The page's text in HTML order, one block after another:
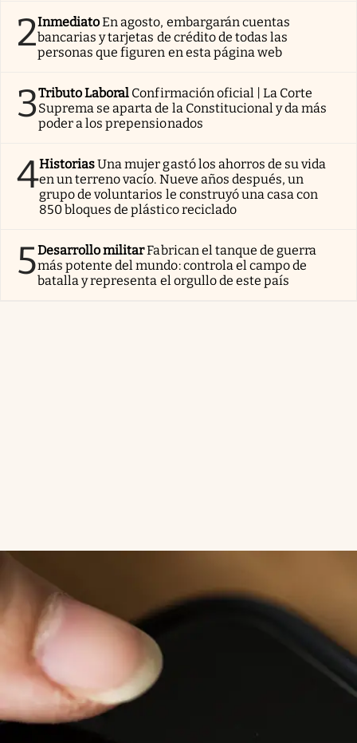
2InmediatoEn agosto, embargarán cuentas
bancarias y tarjetas de crédito de todas las
personas que figuren en esta página web
3Tributo Laboral Confirmación oficial | La Corte
Suprema se aparta de la Constitucional y da más
poder a los prepensionados
4HistoriasUna mujer gastó los ahorros de su vida
en un terreno vacío. Nueve años después, un
grupo de voluntarios le construyó una casa con
850 bloques de plástico reciclado
5Desarrollo militarFabrican el tanque de guerra
más potente del mundo: controla el campo de
batalla y representa el orgullo de este país